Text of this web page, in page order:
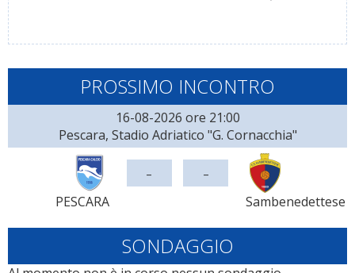
PROSSIMO INCONTRO
16-08-2026 ore 21:00
Pescara, Stadio Adriatico "G. Cornacchia"
PESCARA
- -
Sambenedettese
SONDAGGIO